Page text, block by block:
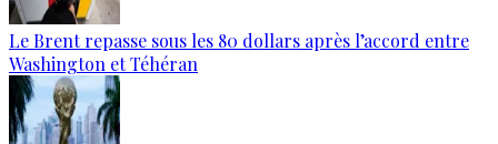
Le Brent repasse sous les 80 dollars après l’accord entre
Washington et Téhéran